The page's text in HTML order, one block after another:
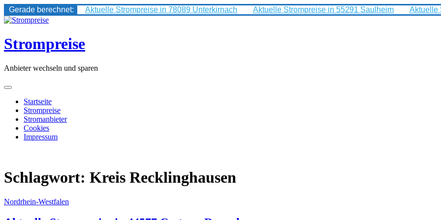
Gerade berechnet: Aktuelle Strompreise in 78089 Unterkirnach Aktuelle Strompreise in 55291 Saulheim Aktuelle
Skip
content
Strompreise
Anbieter wechseln und sparen
Startseite
Strompreise
Stromanbieter
Cookies
Impressum
Schlagwort: Kreis Recklinghausen
Nordrhein-Westfalen